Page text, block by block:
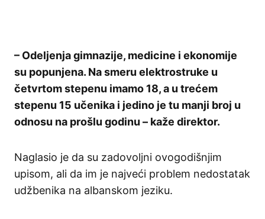
– Odeljenja gimnazije, medicine i ekonomije
su popunjena. Na smeru elektrostruke u
četvrtom stepenu imamo 18, a u trećem
stepenu 15 učenika i jedino je tu manji broj u
odnosu na prošlu godinu – kaže direktor.
Naglasio je da su zadovoljni ovogodišnjim
upisom, ali da im je najveći problem nedostatak
udžbenika na albanskom jeziku.